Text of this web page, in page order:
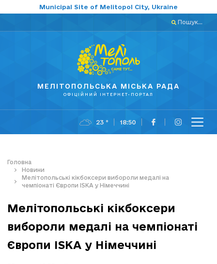
Municipal Site of Melitopol City, Ukraine
Пошук...
МЕЛІТОПОЛЬСЬКА МІСЬКА РАДА
ОФІЦІЙНИЙ ІНТЕРНЕТ-ПОРТАЛ
23 ° 18:50
Головна
Новини
Мелітопольські кікбоксери вибороли медалі на
чемпіонаті Європи ISKA у Німеччині
Мелітопольські кікбоксери
вибороли медалі на чемпіонаті
Європи ISKA у Німеччині